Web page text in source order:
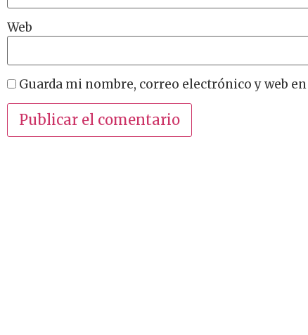
Web
Guarda mi nombre, correo electrónico y web